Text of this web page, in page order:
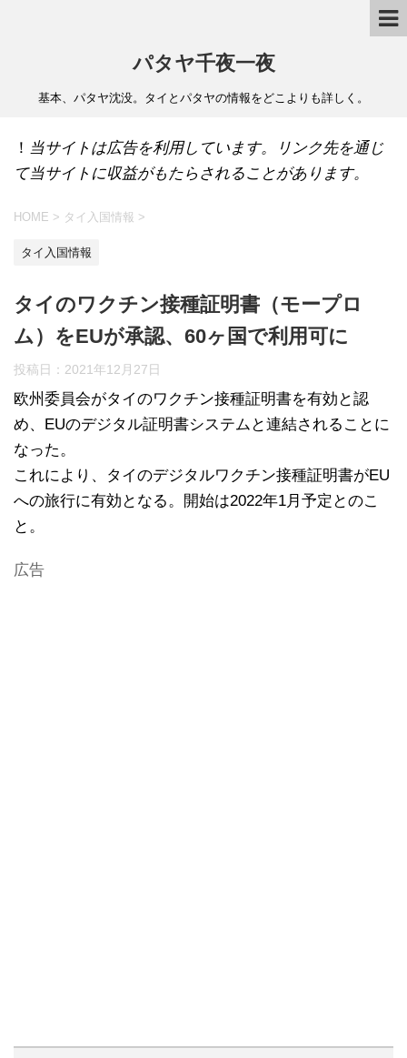
パタヤ千夜一夜
基本、パタヤ沈没。タイとパタヤの情報をどこよりも詳しく。
！ 当サイトは広告を利用しています。リンク先を通じ
て当サイトに収益がもたらされることがあります。
HOME > タイ入国情報 >
タイ入国情報
タイのワクチン接種証明書（モープロ
ム）をEUが承認、60ヶ国で利用可に
投稿日： 2021年12月27日
欧州委員会がタイのワクチン接種証明書を有効と認
め、EUのデジタル証明書システムと連結されることに
なった。
これにより、タイのデジタルワクチン接種証明書がEU
への旅行に有効となる。開始は2022年1月予定とのこ
と。
広告